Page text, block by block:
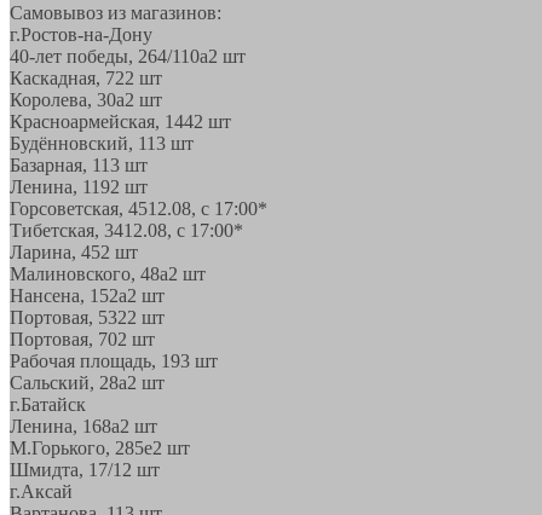
Самовывоз из магазинов:
г.Ростов-на-Дону
40-лет победы, 264/110а2 шт
Каскадная, 722 шт
Королева, 30а2 шт
Красноармейская, 1442 шт
Будённовский, 113 шт
Базарная, 113 шт
Ленина, 1192 шт
Горсоветская, 4512.08, с 17:00*
Тибетская, 3412.08, с 17:00*
Ларина, 452 шт
Малиновского, 48а2 шт
Нансена, 152а2 шт
Портовая, 5322 шт
Портовая, 702 шт
Рабочая площадь, 193 шт
Сальский, 28a2 шт
г.Батайск
Ленина, 168а2 шт
М.Горького, 285е2 шт
Шмидта, 17/1 2 шт
г.Аксай